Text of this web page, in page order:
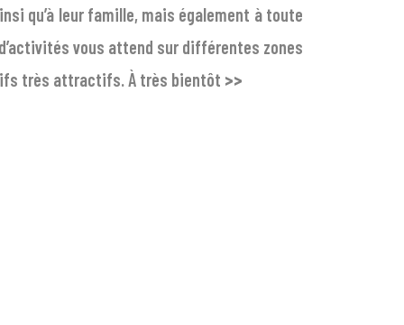
qu’à leur famille, mais également à toute
vous attend sur différentes zones
très attractifs. À très bientôt >>